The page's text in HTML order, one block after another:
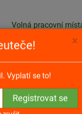
Volná pracovní
Vyplatí se to!
Našli
(m/ž/